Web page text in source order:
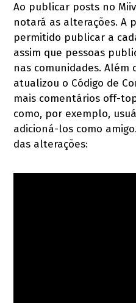
Ao publicar posts no
notará as alterações. A
permitido publicar a
assim que pessoas
nas comunidades. Além
atualizou o Código de
mais comentários off-
como, por exemplo,
adicioná-los como
das alterações: